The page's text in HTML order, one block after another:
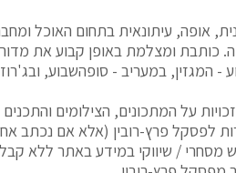
אופה, עיתונאית בתחום האוכל
כותבת ומצלמת באופן קבוע את
- המגזין, במעריב - סופהשבוע,
על המתכונים, הצילומים
לפסקל פרץ-רובין (אלא אם נכתב
מסחרי / שיווקי במידע באתר ללא